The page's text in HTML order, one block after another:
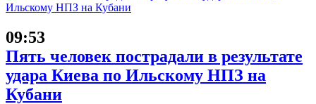
09:53
Пять человек пострадали в результате
удара Киева по Ильскому НПЗ на
Кубани